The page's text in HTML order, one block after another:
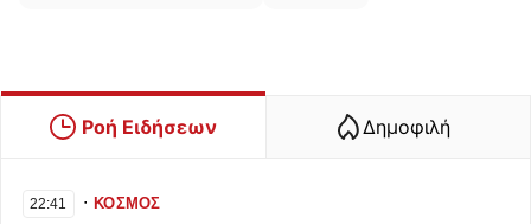
Ροή Ειδήσεων Δημοφιλή
22:41 ∙ΚΟΣΜΟΣ